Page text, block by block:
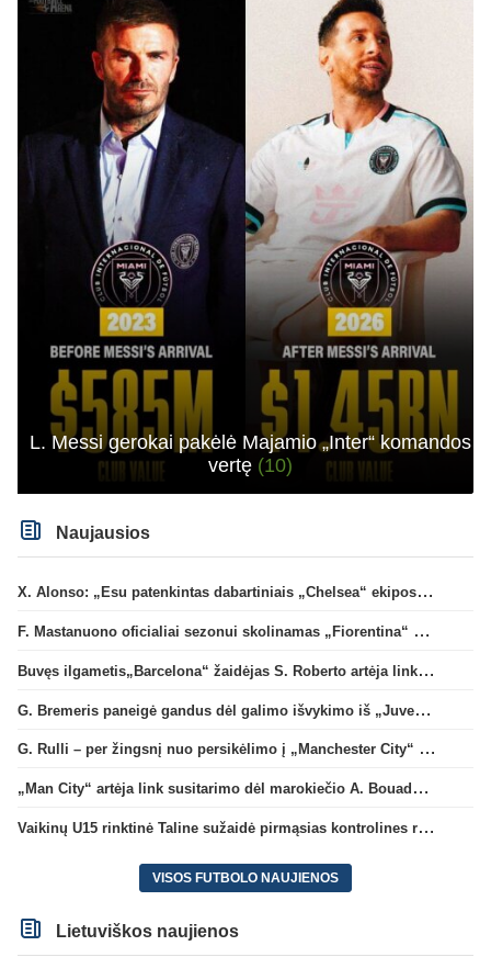
L. Messi gerokai pakėlė Majamio „Inter“ komandos
vertę (10)
Naujausios
X. Alonso: „Esu patenkintas dabartiniais „Chelsea“ ekipos vartininkais“
F. Mastanuono oficialiai sezonui skolinamas „Fiorentina“ ekipai
Buvęs ilgametis„Barcelona“ žaidėjas S. Roberto artėja link persikėlimo į MLS
G. Bremeris paneigė gandus dėl galimo išvykimo iš „Juventus“ klubo
G. Rulli – per žingsnį nuo persikėlimo į „Manchester City“ klubą
„Man City“ artėja link susitarimo dėl marokiečio A. Bouaddi persikėlimo
Vaikinų U15 rinktinė Taline sužaidė pirmąsias kontrolines rungtynes
VISOS FUTBOLO NAUJIENOS
Lietuviškos naujienos